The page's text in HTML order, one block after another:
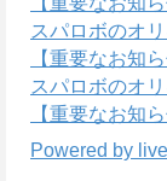
スパロボのオ
【重要なお知
スパロボのオ
【重要なお知
Powered by